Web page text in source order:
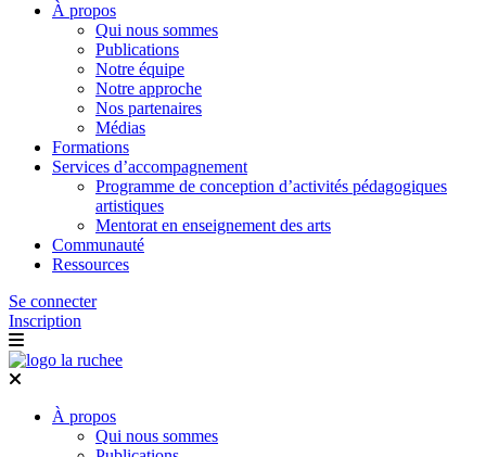
À propos
Qui nous sommes
Publications
Notre équipe
Notre approche
Nos partenaires
Médias
Formations
Services d’accompagnement
Programme de conception d’activités pédagogiques
artistiques
Mentorat en enseignement des arts
Communauté
Ressources
Se connecter
Inscription
À propos
Qui nous sommes